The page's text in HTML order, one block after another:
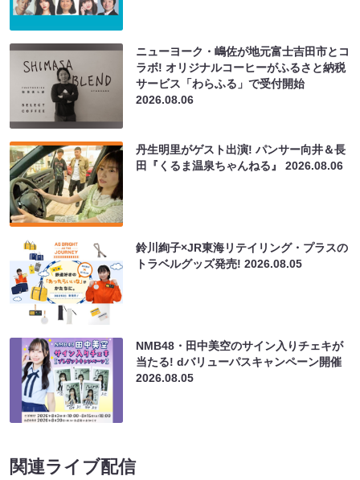
ニューヨーク・嶋佐が地元富士吉田市とコ
ラボ! オリジナルコーヒーがふるさと納税
サービス「わらふる」で受付開始
2026.08.06
丹生明里がゲスト出演! パンサー向井＆長
田『くるま温泉ちゃんねる』2026.08.06
鈴川絢子×JR東海リテイリング・プラスの
トラベルグッズ発売!2026.08.05
NMB48・田中美空のサイン入りチェキが
当たる! dバリューパスキャンペーン開催
2026.08.05
関連ライブ配信